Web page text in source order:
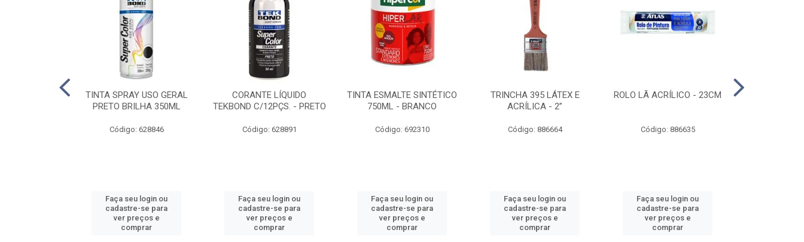
TINTA SPRAY USO GERAL
PRETO BRILHA 350ML
Código: 628846
Faça seu login ou
cadastre-se para
ver preços e
comprar
CORANTE LÍQUIDO
TEKBOND C/12PÇS. - PRETO
Código: 628891
Faça seu login ou
cadastre-se para
ver preços e
comprar
TINTA ESMALTE SINTÉTICO
750ML - BRANCO
Código: 692310
Faça seu login ou
cadastre-se para
ver preços e
comprar
TRINCHA 395 LÁTEX E
ACRÍLICA - 2”
Código: 886664
Faça seu login ou
cadastre-se para
ver preços e
comprar
ROLO LÃ ACRÍLICO - 23CM
Código: 886635
Faça seu login ou
cadastre-se para
ver preços e
comprar